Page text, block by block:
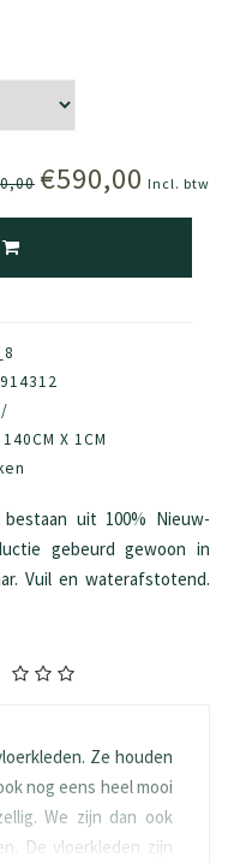
€590,00 Incl. btw
X 1CM
uit 100% Nieuw-
gebeurd gewoon in
Vuil en waterafstotend.
Ze houden
nog eens heel mooi
We zijn dan ook
De vloerkleden zijn